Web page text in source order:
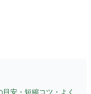
安・短縮コツ・よく